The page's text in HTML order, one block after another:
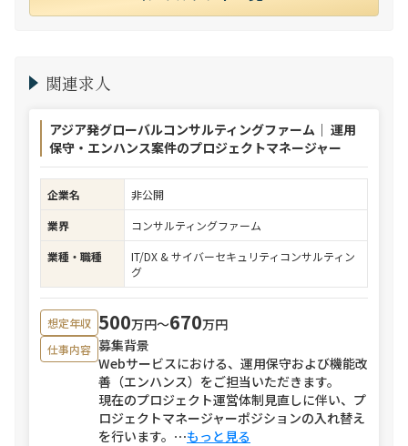
関連求人
アジア発グローバルコンサルティングファーム｜ 運用
保守・エンハンス案件のプロジェクトマネージャー
企業名
非公開
業界
コンサルティングファーム
業種・職種
IT/DX & サイバーセキュリティコンサルティン
グ
想定年収 500万円〜670万円
仕事内容 募集背景
Webサービスにおける、運用保守および機能改
善（エンハンス）をご担当いただきます。
現在のプロジェクト運営体制見直しに伴い、プ
ロジェクトマネージャーポジションの入れ替え
を行います。 ⋯もっと見る